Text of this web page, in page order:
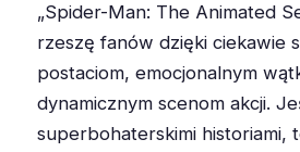
„Spider-Man: The Animated
rzeszę fanów dzięki ciekawie
postaciom, emocjonalnym
dynamicznym scenom akcji.
superbohaterskimi historiami,